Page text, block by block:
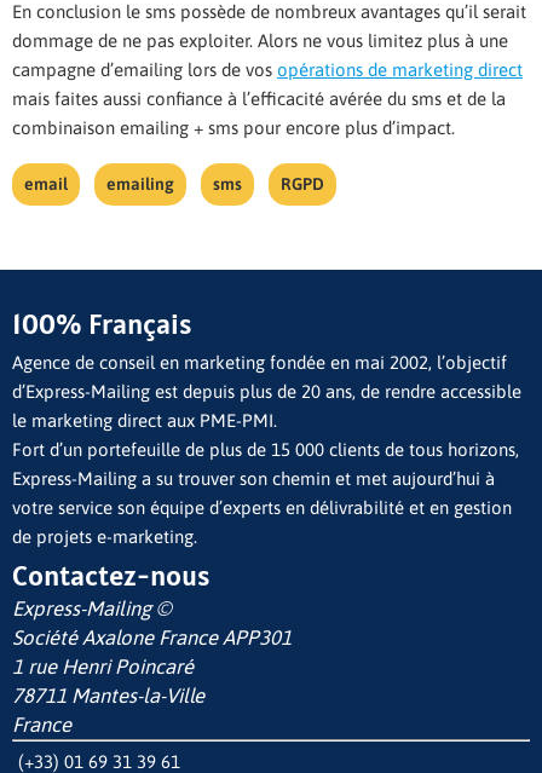
En conclusion le sms possède de nombreux avantages qu’il serait
dommage de ne pas exploiter. Alors ne vous limitez plus à une
campagne d’emailing lors de vos opérations de marketing direct
mais faites aussi confiance à l’efficacité avérée du sms et de la
combinaison emailing + sms pour encore plus d’impact.
email emailing sms RGPD
100% Français
Agence de conseil en marketing fondée en mai 2002, l’objectif
d’Express-Mailing est depuis plus de 20 ans, de rendre accessible
le marketing direct aux PME-PMI.
Fort d’un portefeuille de plus de 15 000 clients de tous horizons,
Express-Mailing a su trouver son chemin et met aujourd’hui à
votre service son équipe d’experts en délivrabilité et en gestion
de projets e-marketing.
Contactez-nous
Express-Mailing ©
Société Axalone France APP301
1 rue Henri Poincaré
78711 Mantes-la-Ville
France
(+33) 01 69 31 39 61